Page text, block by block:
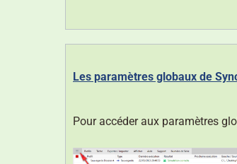
Les paramètres globaux de
Pour accéder aux paramètres